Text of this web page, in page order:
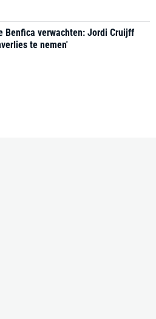
Benfica verwachten: Jordi Cruijff
te nemen'